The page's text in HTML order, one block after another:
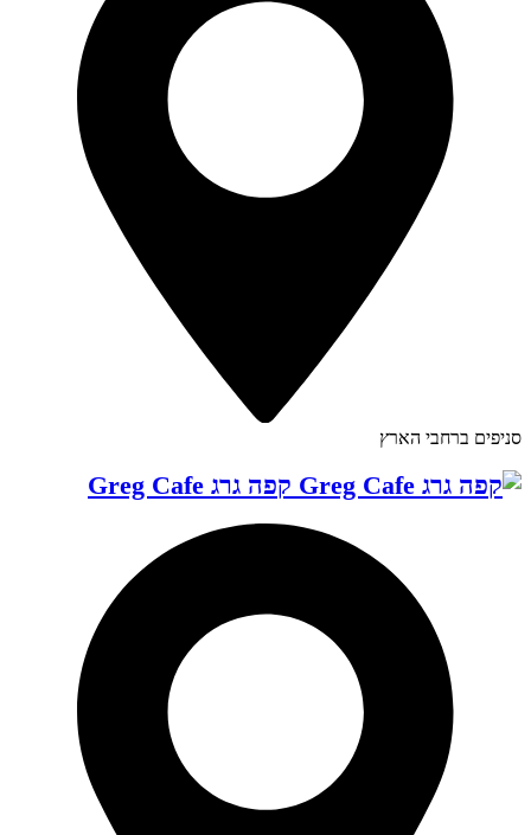
סניפים ברחבי הארץ
קפה גרג Greg Cafe